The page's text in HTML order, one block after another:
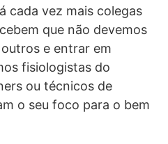
cada vez mais colegas
que não devemos
e entrar em
fisiologistas do
ou técnicos de
o seu foco para o bem